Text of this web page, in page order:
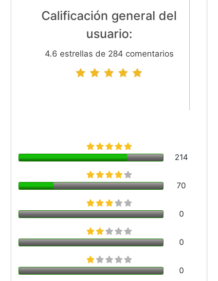
Calificación general del
usuario:
4.6 estrellas de 284 comentarios
214
70
0
0
0